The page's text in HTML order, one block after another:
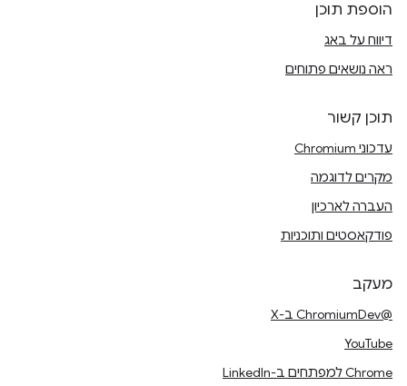
הוספת תוכן
דיווח על באג
ראה נושאים פתוחים
תוכן קשור
עדכוני Chromium
מקרים לדוגמה
העברה לארכיון
פודקאסטים ותוכניות
מעקב
@ChromiumDev ב-X
YouTube
Chrome למפתחים ב-LinkedIn